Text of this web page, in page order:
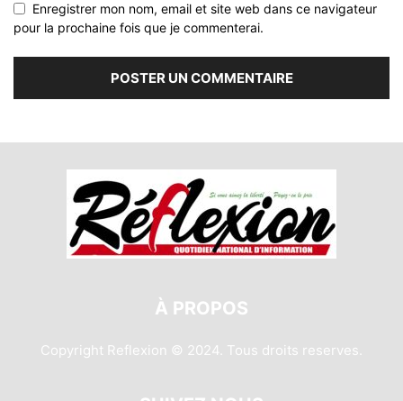
Enregistrer mon nom, email et site web dans ce navigateur
pour la prochaine fois que je commenterai.
À PROPOS
Copyright Reflexion © 2024. Tous droits reserves.